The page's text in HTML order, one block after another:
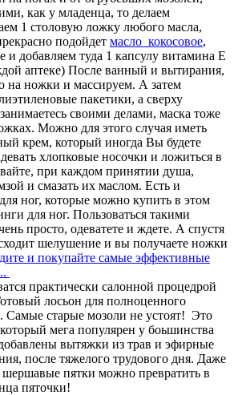
как у младенца, то делаем
1 столовую ложку любого масла,
подойдет масло кокосовое,
и добавляем туда 1 капсулу витамина Е
аптеке) После ванный и вытирания,
на ножки и массируем. А затем
пакетики, а сверху
своими делами, маска тоже
Можно для этого случая иметь
крем, который иногда Вы будете
хлопковые носочки и ложиться в
при каждом принятии душа,
и смазать их маслом. Есть и
ног, которые можно купить в этом
для ног. Пользоваться такими
просто, одеватете и ждете. А спустя
шелушение и вы получаете ножки
и покупайте самые эффективные
практически салонной процедрой
лосьон для полноценного
Самые старые мозоли не устоят! Это
который мега популярен у боьшинства
вытяжки из трав и эфирные
после тяжелого трудового дня. Даже
шершавые пятки можно превратить в
пяточки!